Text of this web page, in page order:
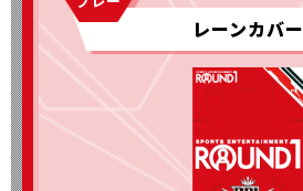
レーンカバー